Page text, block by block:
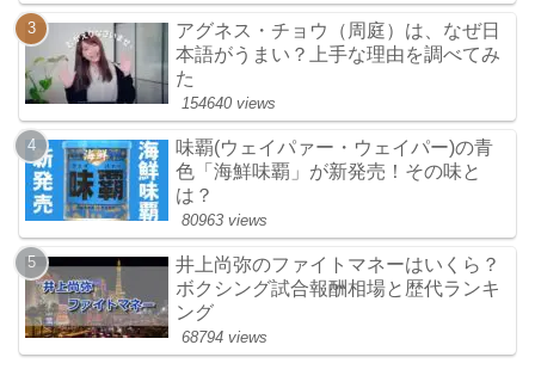
アグネス・チョウ（周庭）は、なぜ日
本語がうまい？上手な理由を調べてみ
た
154640 views
味覇(ウェイパァー・ウェイパー)の青
色「海鮮味覇」が新発売！その味と
は？
80963 views
井上尚弥のファイトマネーはいくら？
ボクシング試合報酬相場と歴代ランキ
ング
68794 views